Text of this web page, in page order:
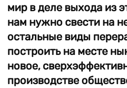
мир в деле выхода из
нам нужно свести на
остальные виды
построить на месте
новое,
производстве